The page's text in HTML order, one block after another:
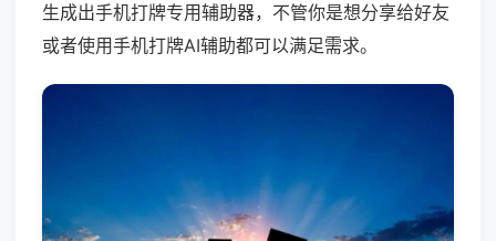
生成出手机打牌专用辅助器，不管你是想分享给好友
或者使用手机打牌AI辅助都可以满足需求。